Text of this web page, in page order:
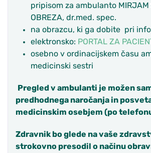
pripisom za ambulanto MIRJAM
OBREZA, dr.med. spec.
na obrazcu, ki ga dobite pri
elektronsko: PORTAL ZA
osebno v ordinacijskem času
medicinski sestri
Pregled v ambulanti je možen
predhodnega naročanja in
medicinskim osebjem (po
Zdravnik bo glede na vaše
strokovno presodil o načinu